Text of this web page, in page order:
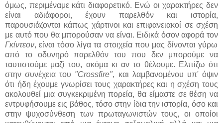
όμως, περιμέναμε κάτι διαφορετικό. Ενώ οι χαρακτήρες δεν
είναι αδιάφοροι, έχουν παρελθόν και ιστορία,
παρουσιάζονται κάπως χάρτινοι και επιφανειακοί σε σχέση
με αυτό που θα μπορούσαν να είναι. Ειδικά όσον αφορά τον
Γκίντεον, είναι τόσο λίγα τα στοιχεία που μας δίνονται γύρω
από το οδυνηρό παρελθόν του που δεν μπορούμε να
ταυτιστούμε μαζί του, ακόμα κι αν το θέλουμε. Ελπίζω ότι
στην συνέχεια του "Crossfire", και λαμβανομένου υπ' όψιν
ότι ήδη έχουμε γνωρίσει τους χαρακτήρες και η σχέση τους
ακολουθεί μια συγκεκριμένη πορεία, θα είμαστε σε θέση να
εντρυφήσουμε εις βάθος, τόσο στην ίδια την ιστορία, όσο και
στην ψυχοσύνθεση των πρωταγωνιστών τους, οι οποίοι